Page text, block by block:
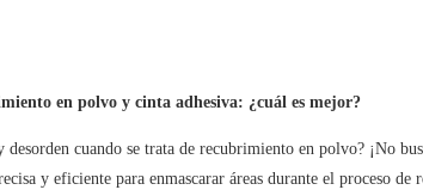
en polvo y cinta adhesiva: ¿cuál es mejor?
cuando se trata de recubrimiento en polvo? ¡No
y eficiente para enmascarar áreas durante el proceso de